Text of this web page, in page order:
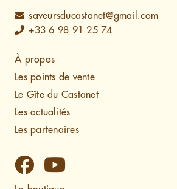
saveursducastanet@gmail.com
+33 6 98 91 25 74
À propos
Les points de vente
Le Gîte du Castanet
Les actualités
Les partenaires